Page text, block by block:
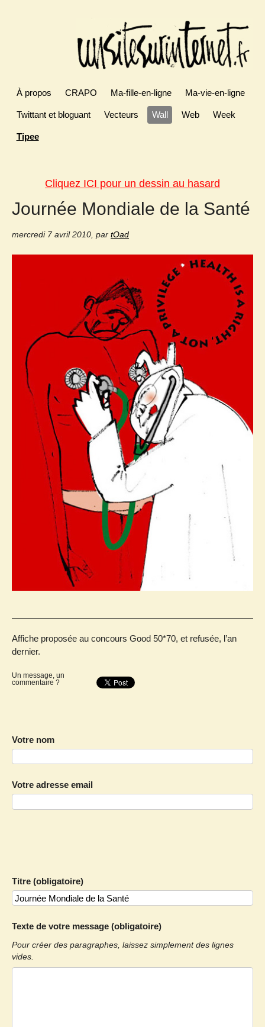
À propos CRAPO Ma-fille-en-ligne Ma-vie-en-ligne
Twittant et bloguant Vecteurs Wall Web Week
Tipee
Cliquez ICI pour un dessin au hasard
Journée Mondiale de la Santé
mercredi 7 avril 2010, par tOad
Affiche proposée au concours Good 50*70, et refusée, l’an
dernier.
Un message, un
commentaire ?
Votre nom
Votre adresse email
Titre (obligatoire)
Texte de votre message (obligatoire)
Pour créer des paragraphes, laissez simplement des lignes
vides.